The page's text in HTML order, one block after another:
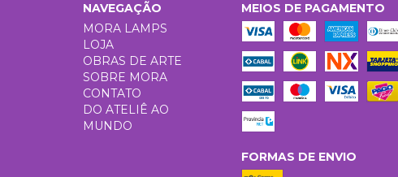
NAVEGAÇÃO
MORA LAMPS
LOJA
OBRAS DE ARTE
SOBRE MORA
CONTATO
DO ATELIÊ AO
MUNDO
MEIOS DE PAGAMENTO
FORMAS DE ENVIO